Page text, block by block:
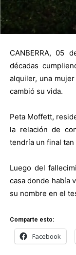
CANBERRA, 05
décadas
alquiler, una
cambió su vida.
Peta Moffett,
la relación de
tendría un final
Luego del
casa donde había
su nombre en el
Comparte esto:
Facebook